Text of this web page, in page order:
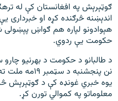
ګوټېرېش په افغانستان کې له
اندېښنه څرګنده کړه او خبرداری
هېوادونو لپاره هم ګواښ
حکومت یې ردوي.
د طالبانو د حکومت د بهرنیو
نن پنجشنبه د
یوه خبري غونډه کې د ګوټېرېش
معلوماتو په کموالي تورن کړ.